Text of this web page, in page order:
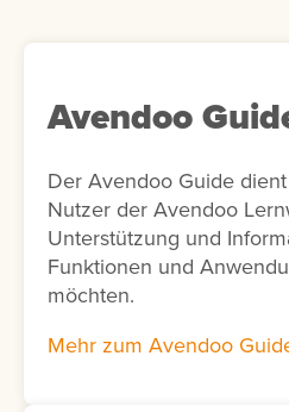
werden. In diesem Fall
passende Interessen für
stattdessen alle
angezeigt.
Avendoo
Der Avendoo Guide
Nutzer der Avendoo
Unterstützung und
Funktionen und
möchten.
Mehr zum Avendoo